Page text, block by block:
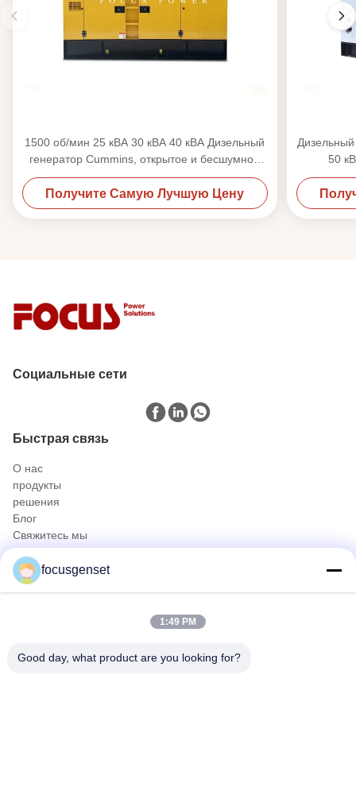
1500 об/мин 25 кВА 30 кВА 40 кВА Дизельный
генератор Cummins, открытое и бесшумное
исполнение
Получите Самую Лучшую Цену
50
Социальные сети
Быстрая связь
О нас
продукты
решения
Блог
Свяжитесь мы
Cummins Diesel Generator Set
Набор генератора SDEC дизельный
Генераторная установка Prime Power
Генератор на раме
focusgenset
1:49 PM
Good day, what product are you looking for?